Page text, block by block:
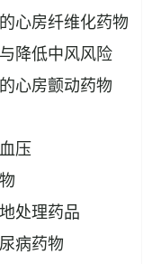
心房纤维化药物
降低中风风险
心房颤动药物
压
处理药品
病药物